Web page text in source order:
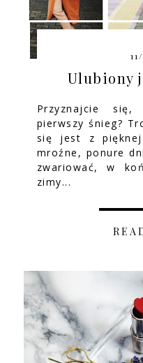
Ulubiony
Przyznajcie
pierwszy śnieg?
się jest z
mroźne, ponure
zwariować, w
zimy...